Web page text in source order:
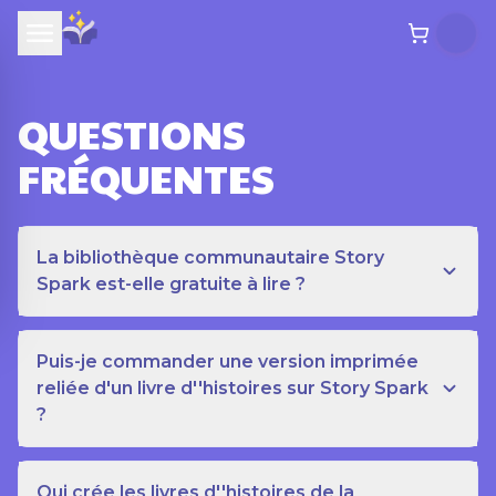
QUESTIONS
FRÉQUENTES
La bibliothèque communautaire Story
Spark est-elle gratuite à lire ?
Puis-je commander une version imprimée
reliée d'un livre d''histoires sur Story Spark
?